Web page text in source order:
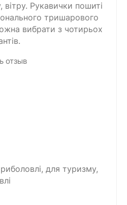
Рукавички пошиті
тришарового
вибрати з чотирьох
отзыв
для туризму,